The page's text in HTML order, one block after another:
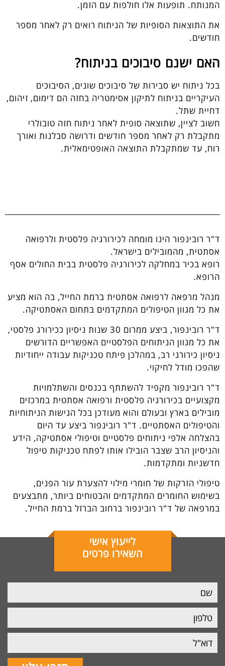
המנותח. תופעות אלו חולפות עם הזמן.
את התוצאות הסופיות של הניתוח רואים רק לאחר מספר
חודשים.
האם ישנם סיבוכים בניתוח?
בכל ניתוח יש סבירות של סיבוכים שונים, הסיבוכים
העיקריים בניתוח לתיקון אסימטריה בחזה הם דימום, זיהום,
דחיית שתל.
חשוב לציין, שתוצאה סופית לאחר ניתוח חזה טובולרי
מתקבלת רק לאחר מספר חודשים ודרושה סבלנות ואורך
רוח, עד שמתקבלת התוצאה האופטימאלית.
ד"ר רובינפור הינו מומחה לכירורגיה פלסטית ולרפואה
אסתטית, מהמובילים בישראל.
רופא בכיר במחלקה לכירורגיה פלסטית בבית החולים אסף
הרופא.
מנהל מרפאה לרפואה אסתטית ברמת החייל, בה הוא מציע
את כל מגוון הטיפולים המתקדמים בתחום האסתטיקה.
ד"ר רובינפור, ביצע ממרום 30 שנות ניסיון ככירורג פלסטי,
את כל מגוון הניתוחים הפלסטיים האפשריים הדורשים
ניסיון כירורגי רב, במהלכן פיתח טכניקות עבודה ייחודיות
שהפכו מודל לחיקוי.
ד"ר רובינפור מקפיד להשתתף בכנסים והשתלמויות
מקצועיים בכירורגיה פלסטית ורפואה אסתטית במרכזים
מובילים בארץ ובעולם והוא מעודכן בכל הגישות הניתוחיות
והטיפולים האסתטיים. ד"ר רובינפור ביצע עד היום
בהצלחה אלפי ניתוחים פלסטיים וטיפולי אסתטיקה, הידע
והניסיון הרב שצבר הובילו אותו לפתח טכניקות טיפול
חדשניות ומתקדמות.
טיפולי הזרקות של חומרי מילוי להצערת עור הפנים,
בשימוש החומרים המתקדמים והבטוחים ביותר, מתבצעים
במרפאה של ד"ר רובינפור ברחוב הברזל ברמת החייל.
לייעוץ אישי
השאירו פרטים